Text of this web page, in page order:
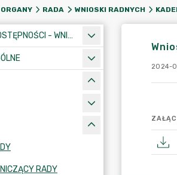
ORGANY RADA WNIOSKI RADNYCH
DEKLARACJA DOSTĘPNOŚCI - WNIOSEK
RADY
2024-